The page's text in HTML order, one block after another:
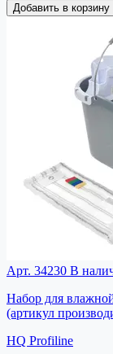
Добавить в корзину
Арт. 34230 В
Набор для
(артикул
HQ Profiline